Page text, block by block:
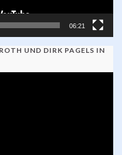
06:21
UND DIRK PAGELS IN